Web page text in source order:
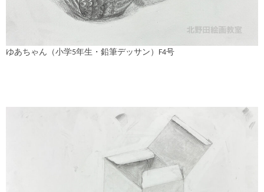
ゆあちゃん（小学5年生・鉛筆デッサン）F4号